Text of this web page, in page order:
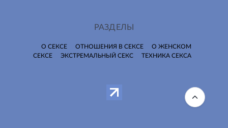
РАЗДЕЛЫ
О СЕКСЕ ОТНОШЕНИЯ В СЕКСЕ
О ЖЕНСКОМ
СЕКСЕ
ЭКСТРЕМАЛЬНЫЙ СЕКС ТЕХНИКА СЕКСА